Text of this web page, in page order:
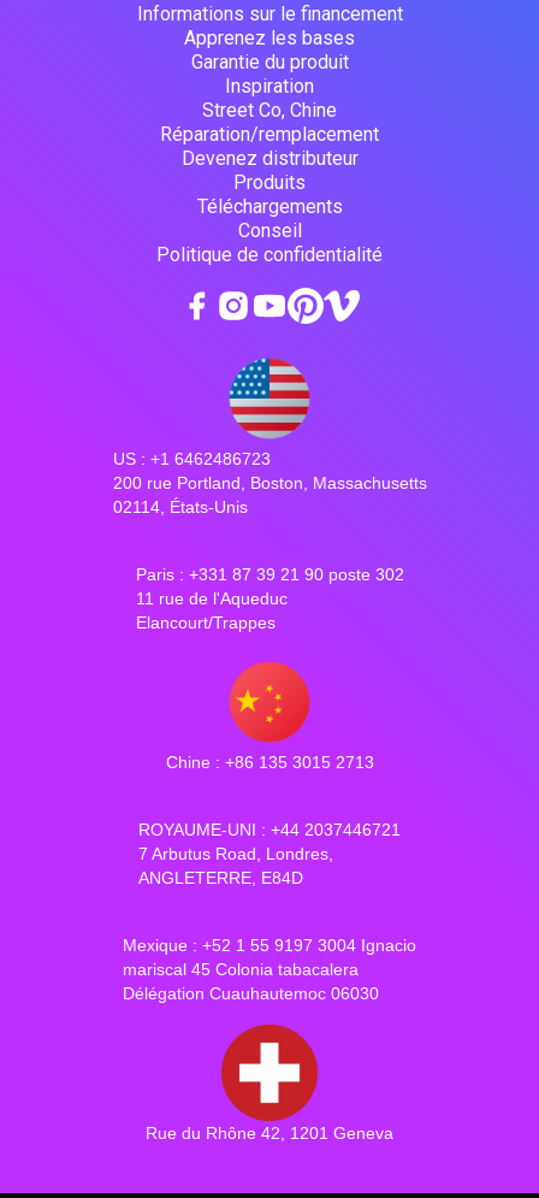
Informations sur le financement
Apprenez les bases
Garantie du produit
Inspiration
Street Co, Chine
Réparation/remplacement
Devenez distributeur
Produits
Téléchargements
Conseil
Politique de confidentialité
US : +1 6462486723
200 rue Portland, Boston, Massachusetts
02114, États-Unis
Paris : +331 87 39 21 90 poste 302
11 rue de l'Aqueduc
Elancourt/Trappes
Chine : +86 135 3015 2713
ROYAUME-UNI : +44 2037446721
7 Arbutus Road, Londres,
ANGLETERRE, E84D
Mexique : +52 1 55 9197 3004 Ignacio
mariscal 45 Colonia tabacalera
Délégation Cuauhautemoc 06030
Rue du Rhône 42, 1201 Geneva